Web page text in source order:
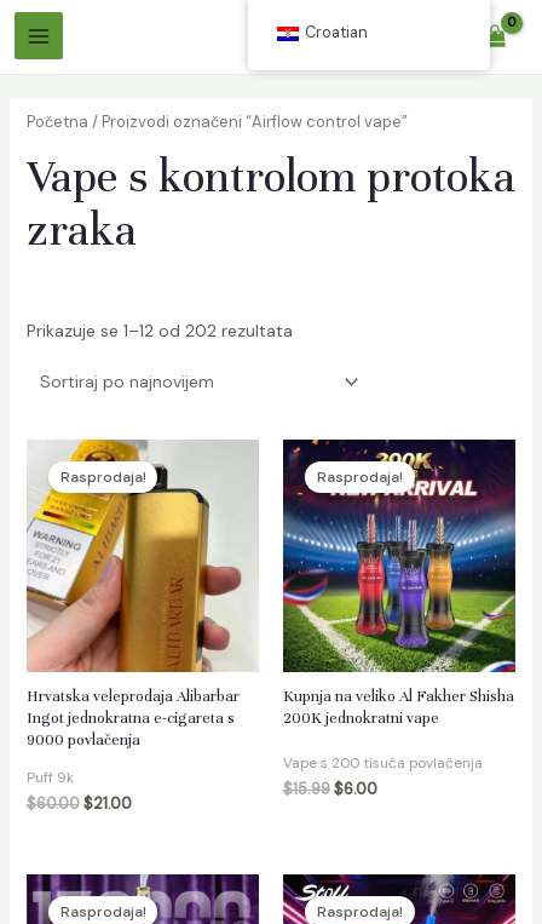
Preskoči
Glavni
Početna / Proizvodi označeni “Airflow control vape”
Vape s kontrolom protoka
zraka
Prikazuje se 1–12 od 202 rezultata
Rasprodaja!
Hrvatska veleprodaja Alibarbar
Ingot jednokratna e-cigareta s
9000 povlačenja
Puff 9k
$60.00 $21.00
Rasprodaja!
Kupnja na veliko Al Fakher Shisha
200K jednokratni vape
Vape s 200 tisuća povlačenja
$15.99$6.00
Rasprodaja! Rasprodaja!
Croatian